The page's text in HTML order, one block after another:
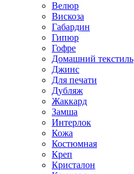
Велюр
Вискоза
Габардин
Гипюр
Гофре
Домашний текстиль
Джинс
Для печати
Дубляж
Жаккард
Замша
Интерлок
Кожа
Костюмная
Креп
Кристалон